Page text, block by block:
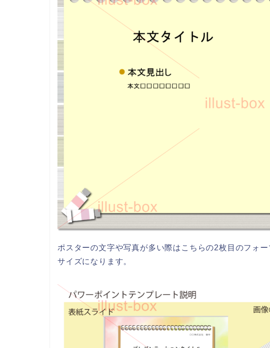
ポスターの文字や写真が多い際はこちらの2枚目のフォ
サイズになります。